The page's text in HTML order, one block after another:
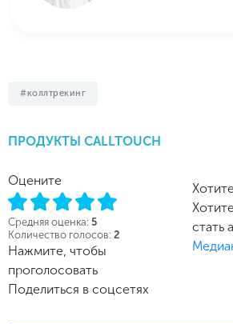
коллтрекинг
ПРОДУКТЫ CALLTOUCH
Оцените
Средняя оценка: 5
Количество голосов: 2
Нажмите, чтобы
проголосовать
Поделиться в соцсетях
Хотите
стать